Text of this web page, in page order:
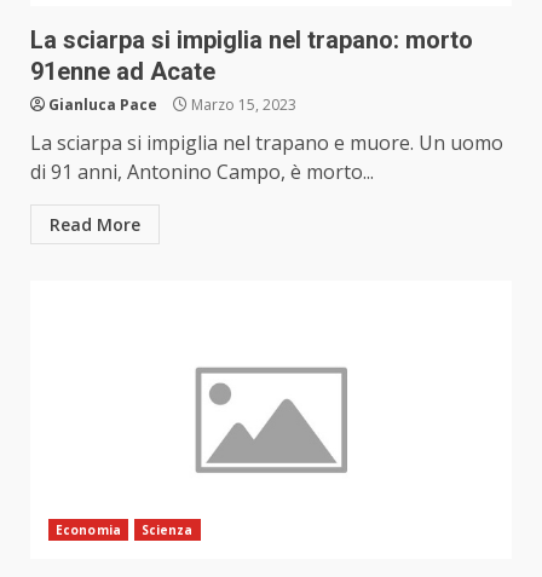
La sciarpa si impiglia nel trapano: morto
91enne ad Acate
Gianluca Pace Marzo 15, 2023
La sciarpa si impiglia nel trapano e muore. Un uomo
di 91 anni, Antonino Campo, è morto...
Read More
Economia Scienza